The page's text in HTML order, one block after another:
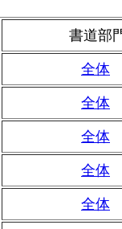
書道部
全体
全体
全体
全体
全体